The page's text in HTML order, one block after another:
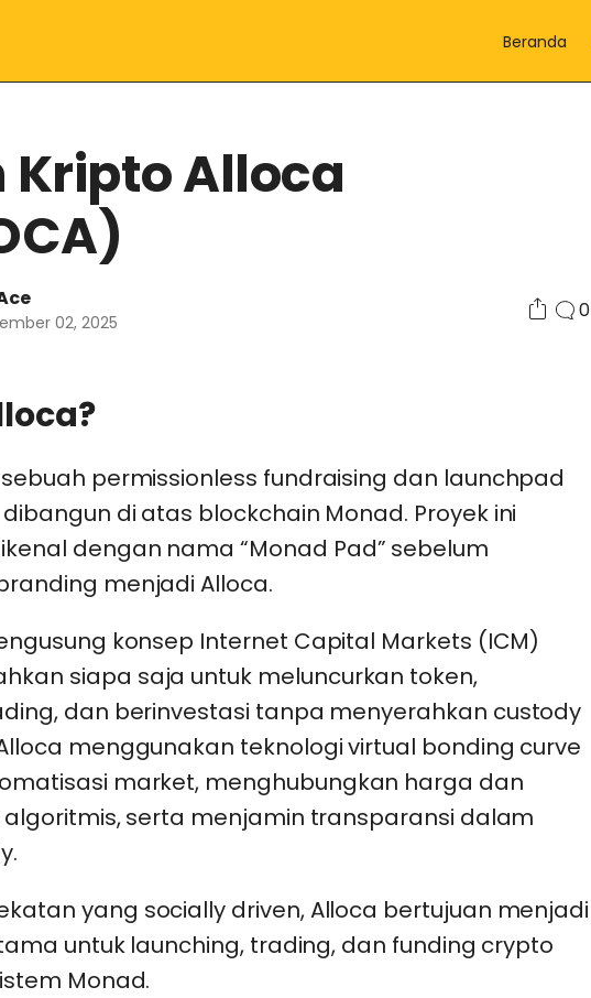
Beranda
Kripto Alloca
02, 2025
0
permissionless fundraising dan launchpad
di atas blockchain Monad. Proyek ini
dengan nama “Monad Pad” sebelum
menjadi Alloca.
konsep Internet Capital Markets (ICM)
siapa saja untuk meluncurkan token,
dan berinvestasi tanpa menyerahkan custody
menggunakan teknologi virtual bonding curve
market, menghubungkan harga dan
serta menjamin transparansi dalam
yang socially driven, Alloca bertujuan menjadi
untuk launching, trading, dan funding crypto
Monad.